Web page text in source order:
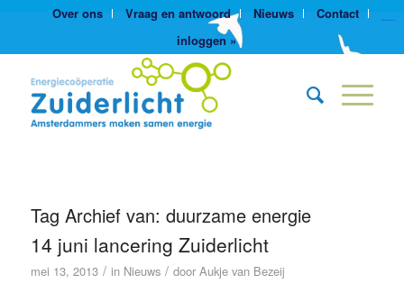
Over ons Vraag en antwoord Nieuws
Contact
inloggen »
Tag Archief van: duurzame energie
14 juni lancering Zuiderlicht
mei 13, 2013 / in Nieuws / door Aukje van Bezeij